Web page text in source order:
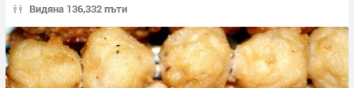
Видяна 136,332 пъти